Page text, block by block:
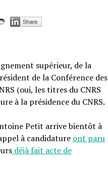
supérieur, de la
de la Conférence des
(oui, les titres du CNRS
à la présidence du CNRS.
Petit arrive bientôt à
à candidature ont paru
déjà fait acte de